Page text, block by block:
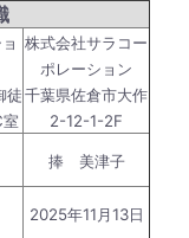
徒
株式会社サラコー
ポレーション
千葉県佐倉市大作
2-12-1-2F
捧 美津子
2025年11月13日